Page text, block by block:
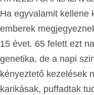
Ha egyvalamit kellene
emberek
15 évet. 65 felett ezt
genetika, de a napi
kényeztető kezelések
karikásak, puffadtak